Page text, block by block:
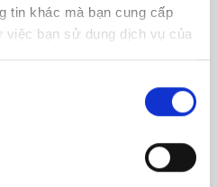
tin khác mà bạn cung cấp
việc bạn sử dụng dịch vụ của